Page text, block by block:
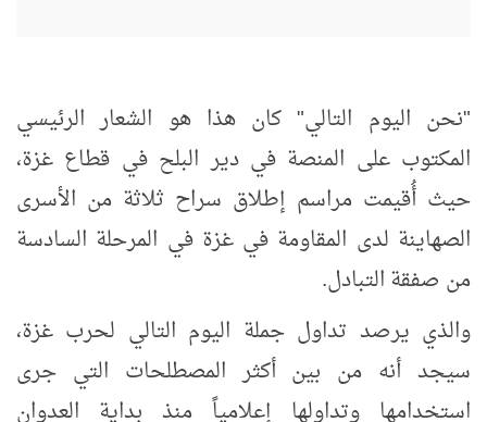
"نحن اليوم التالي" كان هذا هو الشعار الرئيسي
المكتوب على المنصة في دير البلح في قطاع غزة،
حيث أُقيمت مراسم إطلاق سراح ثلاثة من الأسرى
الصهاينة لدى المقاومة في غزة في المرحلة السادسة
من صفقة التبادل.
والذي يرصد تداول جملة اليوم التالي لحرب غزة،
سيجد أنه من بين أكثر المصطلحات التي جرى
استخدامها وتداولها إعلامياً منذ بداية العدوان